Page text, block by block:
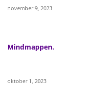
november 9, 2023
Mindmappen.
oktober 1, 2023